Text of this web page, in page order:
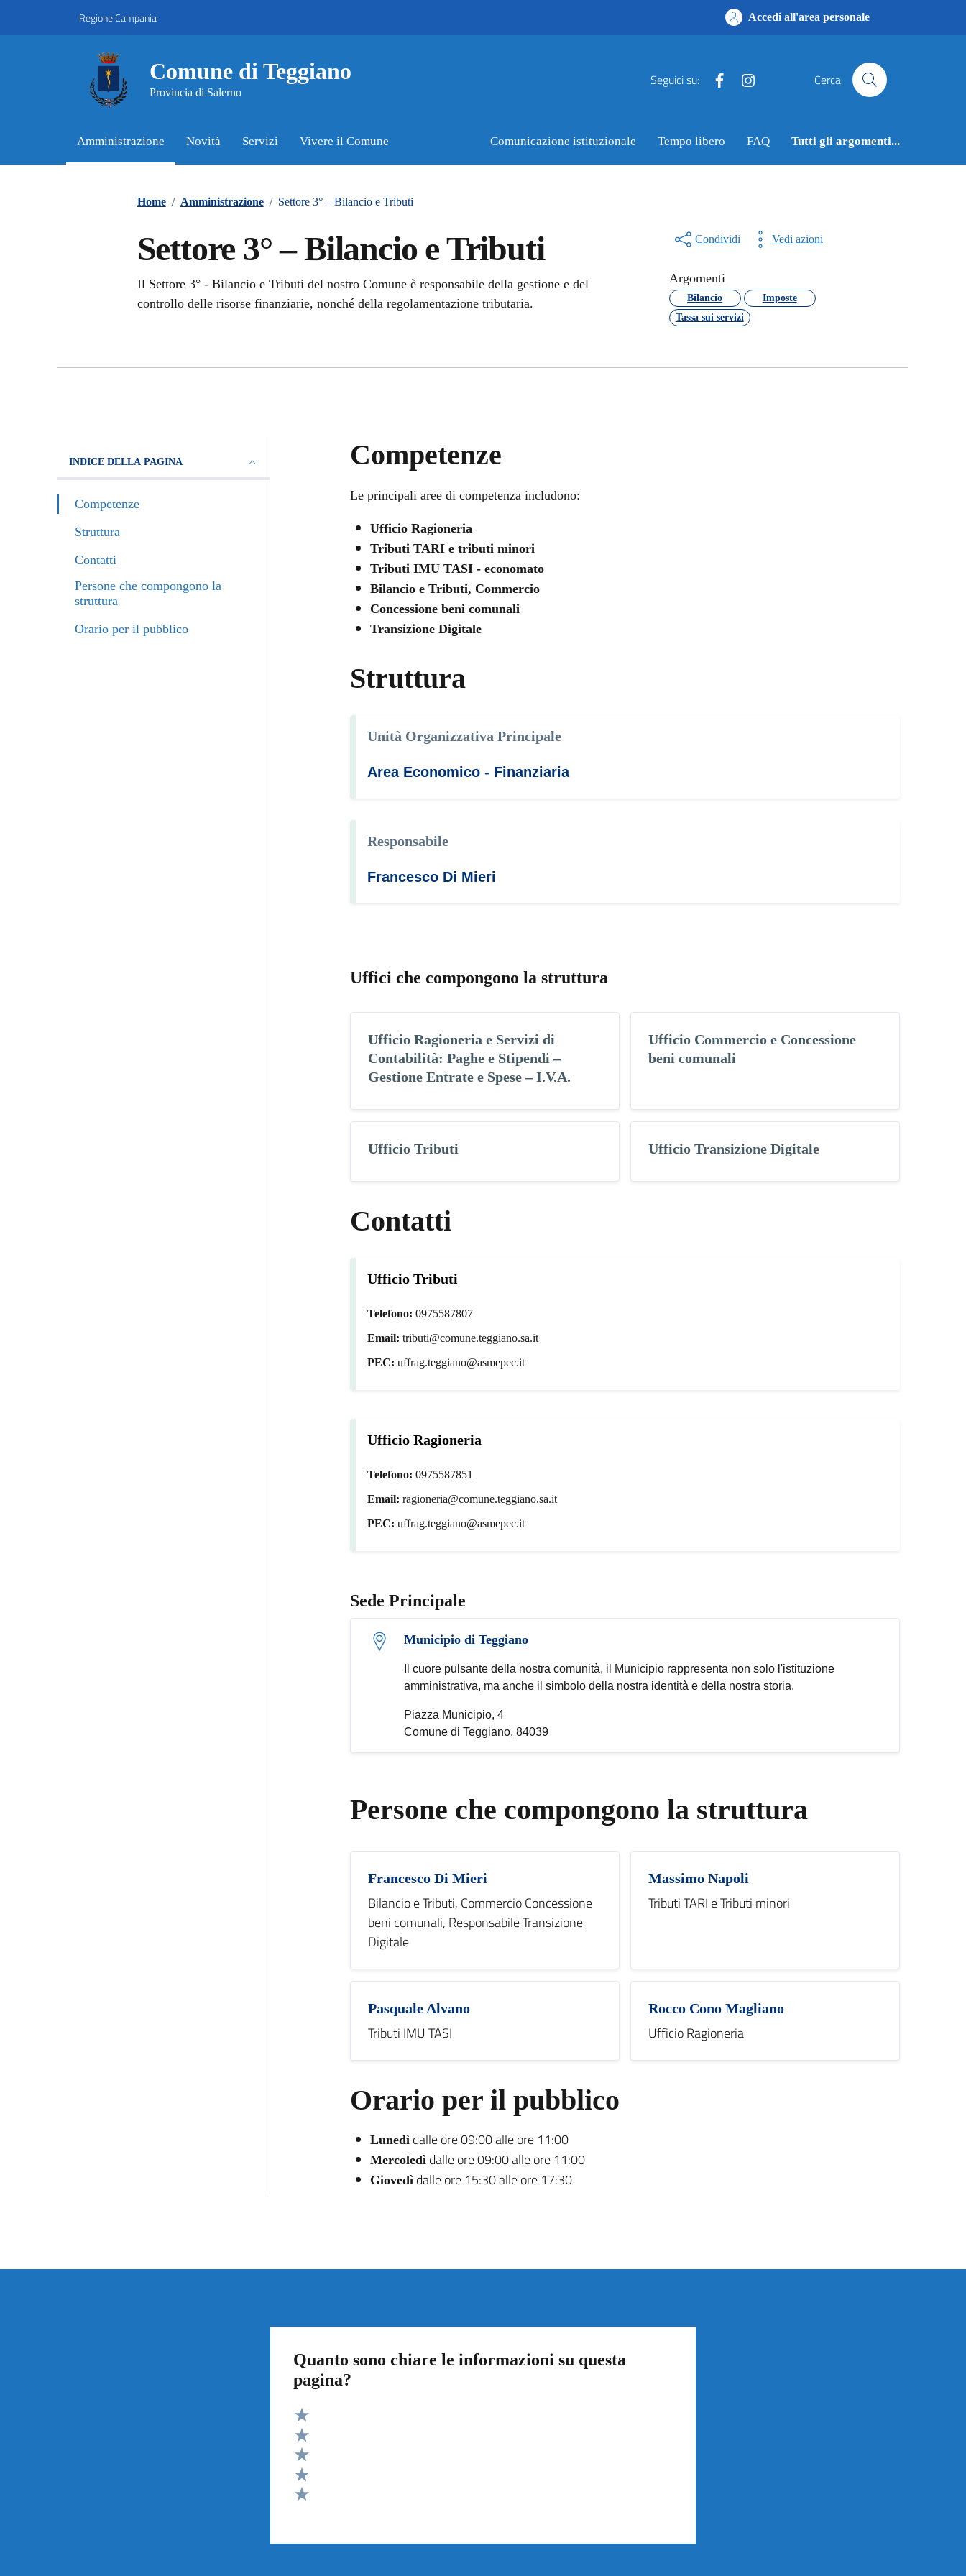
Regione Campania Accedi all'area personale
Comune di Teggiano
Provincia di Salerno
Seguici su: Facebook Cerca
Amministrazione Novità Servizi Vivere il Comune Comunicazione istituzionale Tempo libero FAQ Tutti gli argomenti...
Home / Amministrazione / Settore 3° – Bilancio e Tributi
Settore 3° – Bilancio e Tributi
Il Settore 3° - Bilancio e Tributi del nostro Comune è responsabile della gestione e del
controllo delle risorse finanziarie, nonché della regolamentazione tributaria.
Condividi Vedi azioni
Argomenti
Bilancio
Imposte
Tassa sui servizi
INDICE DELLA PAGINA
Competenze
Struttura
Contatti
Persone che compongono la
struttura
Orario per il pubblico
Competenze
Le principali aree di competenza includono:
Ufficio Ragioneria
Tributi TARI e tributi minori
Tributi IMU TASI - economato
Bilancio e Tributi, Commercio
Concessione beni comunali
Transizione Digitale
Struttura
Unità Organizzativa Principale
Area Economico - Finanziaria
Responsabile
Francesco Di Mieri
Uffici che compongono la struttura
Ufficio Ragioneria e Servizi di
Contabilità: Paghe e Stipendi –
Gestione Entrate e Spese – I.V.A.
Ufficio Commercio e Concessione
beni comunali
Ufficio Tributi Ufficio Transizione Digitale
Contatti
Ufficio Tributi
Telefono: 0975587807
Email: tributi@comune.teggiano.sa.it
PEC: uffrag.teggiano@asmepec.it
Ufficio Ragioneria
Telefono: 0975587851
Email: ragioneria@comune.teggiano.sa.it
PEC: uffrag.teggiano@asmepec.it
Sede Principale
Municipio di Teggiano
Il cuore pulsante della nostra comunità, il Municipio rappresenta non solo l'istituzione
amministrativa, ma anche il simbolo della nostra identità e della nostra storia.
Piazza Municipio, 4
Comune di Teggiano, 84039
Persone che compongono la struttura
Francesco Di Mieri
Bilancio e Tributi, Commercio Concessione
beni comunali, Responsabile Transizione
Digitale
Massimo Napoli
Tributi TARI e Tributi minori
Pasquale Alvano
Tributi IMU TASI
Rocco Cono Magliano
Ufficio Ragioneria
Orario per il pubblico
Lunedìdalle ore 09:00 alle ore 11:00
Mercoledìdalle ore 09:00 alle ore 11:00
Giovedìdalle ore 15:30 alle ore 17:30
Quanto sono chiare le informazioni su questa
pagina?
Valuta 5 stelle su 5
Valuta 4 stelle su 5
Valuta 3 stelle su 5
Valuta 2 stelle su 5